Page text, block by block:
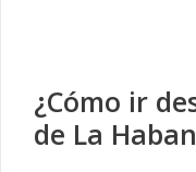
¿Cómo ir
de La